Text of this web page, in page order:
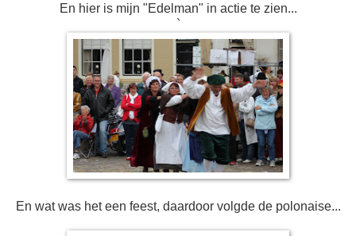
En hier is mijn "Edelman" in actie te zien...
`
En wat was het een feest, daardoor volgde de polonaise...